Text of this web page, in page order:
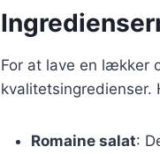
For at lave en lækker
Romaine salat: